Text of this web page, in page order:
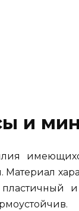
и
Материал